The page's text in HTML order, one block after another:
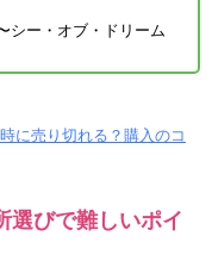
シー・オブ・ドリーム
に売り切れる？購入のコ
選びで難しいポイ